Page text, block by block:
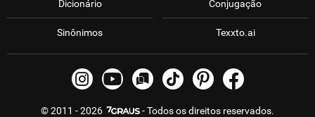
Dicionário
Sinônimos
Conjugação
Texxto.ai
© 2011 - 2026 - Todos os direitos reservados.